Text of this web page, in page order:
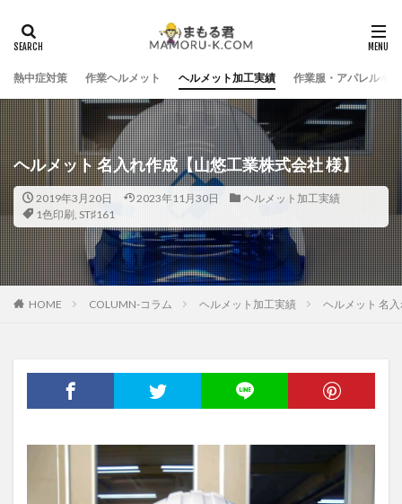
熱中症対策 作業ヘルメット ヘルメット加工実績 作業服・アパレル
ヘルメット 名入れ作成【山悠工業株式会社 様】
2019年3月20日 2023年11月30日
ヘルメット加工実績
1色印刷, ST♯161
HOME COLUMN-コラム ヘルメット加工実績 ヘルメット 名